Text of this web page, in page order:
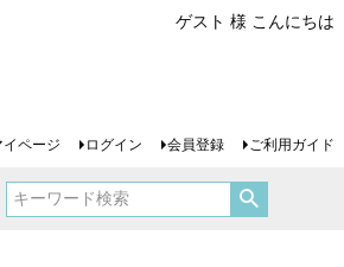
ゲスト 様 こんにちは
イページ ログイン 会員登録 ご利用ガイド